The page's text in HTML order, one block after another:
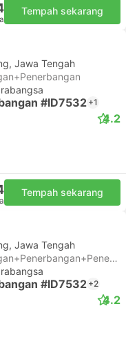
Tempah sekarang
Jawa Tengah
#ID7532+1
4.2
Tempah sekarang
Jawa Tengah
Sambungan tidak dijamin | Penerbangan+Penerbangan+Penerbangan
#ID7532+2
4.2